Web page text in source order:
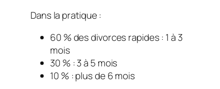
Dans la pratique :
60 % des divorces rapides : 1 à 3
mois
30 % : 3 à 5 mois
10 % : plus de 6 mois